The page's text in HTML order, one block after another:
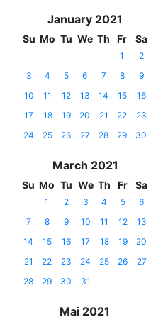
January 2021
Su Mo Tu We Th Fr Sa
1
2
3
4 5 6 7 8
9
10
11 12 13 14 15
16
17
18 19 20 21 22
23
24
25 26 27 28 29 30
March 2021
Su Mo Tu We Th Fr Sa
1 2 3 4 5
6
7
8 9 10 11 12
13
14
15 16 17 18 19
20
21
22 23 24 25 26
27
28
29 30 31
Mai 2021